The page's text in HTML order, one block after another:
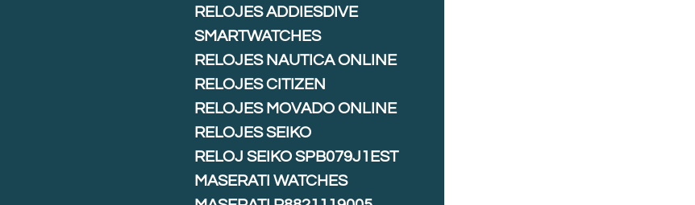
RELOJES ADDIESDIVE
SMARTWATCHES
RELOJES NAUTICA ONLINE
RELOJES CITIZEN
RELOJES MOVADO ONLINE
RELOJES SEIKO
RELOJ SEIKO SPB079J1EST
MASERATI WATCHES